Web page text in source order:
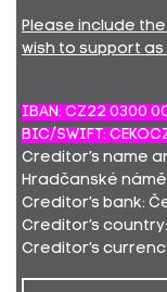
Please include
wish to support
IBAN: CZ22 0300
BIC/SWIFT:
Creditor’s name
Hradčanské
Creditor’s bank:
Creditor’s
Creditor’s